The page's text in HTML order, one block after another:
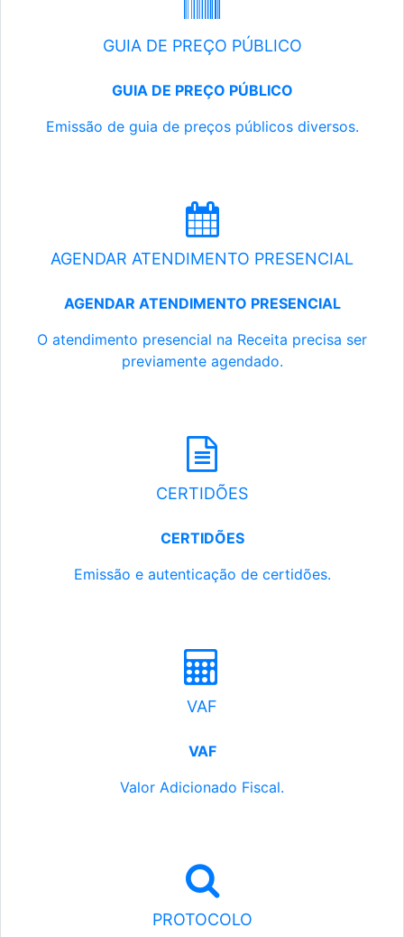
GUIA DE PREÇO PÚBLICO
GUIA DE PREÇO PÚBLICO
Emissão de guia de preços públicos diversos.
AGENDAR ATENDIMENTO PRESENCIAL
AGENDAR ATENDIMENTO PRESENCIAL
O atendimento presencial na Receita precisa ser
previamente agendado.
CERTIDÕES
CERTIDÕES
Emissão e autenticação de certidões.
VAF
VAF
Valor Adicionado Fiscal.
PROTOCOLO